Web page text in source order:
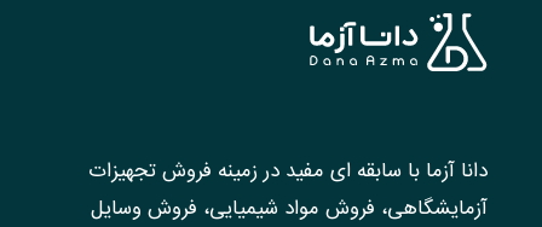
دانا آزما با سابقه ای مفید در زمینه فروش تجهیزات
آزمایشگاهی، فروش مواد شیمیایی، فروش وسایل